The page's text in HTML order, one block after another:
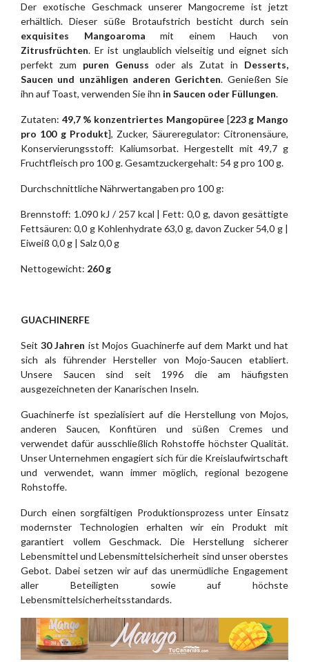
Der exotische Geschmack unserer Mangocreme ist jetzt
erhältlich. Dieser süße Brotaufstrich besticht durch sein
exquisites Mangoaroma mit einem Hauch von
Zitrusfrüchten. Er ist unglaublich vielseitig und eignet sich
perfekt zum puren Genuss oder als Zutat in Desserts,
Saucen und unzähligen anderen Gerichten. Genießen Sie
ihn auf Toast, verwenden Sie ihn in Saucen oder Füllungen.
Zutaten: 49,7 % konzentriertes Mangopüree[223 g Mango
pro 100 g Produkt], Zucker, Säureregulator: Citronensäure,
Konservierungsstoff: Kaliumsorbat. Hergestellt mit 49,7 g
Fruchtfleisch pro 100 g. Gesamtzuckergehalt: 54 g pro 100 g.
Durchschnittliche Nährwertangaben pro 100 g:
Brennstoff: 1.090 kJ / 257 kcal | Fett: 0,0 g, davon gesättigte
Fettsäuren: 0,0 g Kohlenhydrate 63,0 g, davon Zucker 54,0 g |
Eiweiß 0,0 g | Salz 0,0 g
Nettogewicht: 260 g
GUACHINERFE
Seit30 Jahren ist Mojos Guachinerfe auf dem Markt und hat
sich als führender Hersteller von Mojo-Saucen etabliert.
Unsere Saucen sind seit 1996 die am häufigsten
ausgezeichneten der Kanarischen Inseln.
Guachinerfe ist spezialisiert auf die Herstellung von Mojos,
anderen Saucen, Konfitüren und süßen Cremes und
verwendet dafür ausschließlich Rohstoffe höchster Qualität.
Unser Unternehmen engagiert sich für die Kreislaufwirtschaft
und verwendet, wann immer möglich, regional bezogene
Rohstoffe.
Durch einen sorgfältigen Produktionsprozess unter Einsatz
modernster Technologien erhalten wir ein Produkt mit
garantiert vollem Geschmack. Die Herstellung sicherer
Lebensmittel und Lebensmittelsicherheit sind unser oberstes
Gebot. Dabei setzen wir auf das unermüdliche Engagement
aller Beteiligten sowie auf höchste
Lebensmittelsicherheitsstandards.